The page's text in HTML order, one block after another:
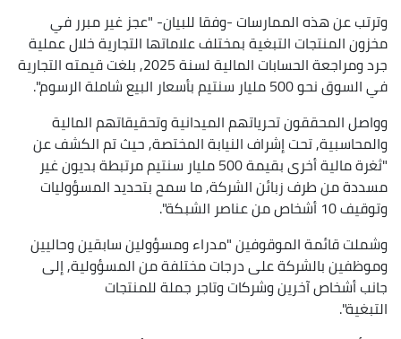
وترتب عن هذه الممارسات -وفقا للبيان- "عجز غير مبرر في
مخزون المنتجات التبغية بمختلف علاماتها التجارية خلال عملية
جرد ومراجعة الحسابات المالية لسنة 2025, بلغت قيمته التجارية
في السوق نحو 500 مليار سنتيم بأسعار البيع شاملة الرسوم".
وواصل المحققون تحرياتهم الميدانية وتحقيقاتهم المالية
والمحاسبية, تحت إشراف النيابة المختصة, حيث تم الكشف عن
"ثغرة مالية أخرى بقيمة 500 مليار سنتيم مرتبطة بديون غير
مسددة من طرف زبائن الشركة, ما سمح بتحديد المسؤوليات
وتوقيف 10 أشخاص من عناصر الشبكة".
وشملت قائمة الموقوفين "مدراء ومسؤولين سابقين وحاليين
وموظفين بالشركة على درجات مختلفة من المسؤولية, إلى
جانب أشخاص آخرين وشركات وتاجر جملة للمنتجات
التبغية".